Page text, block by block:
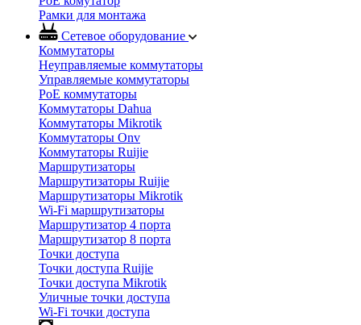
Рамки для монтажа
Сетевое оборудование
Коммутаторы
Неуправляемые коммутаторы
Управляемые коммутаторы
PoE коммутаторы
Коммутаторы Dahua
Коммутаторы Mikrotik
Коммутаторы Onv
Коммутаторы Ruijie
Маршрутизаторы
Маршрутизаторы Ruijie
Маршрутизаторы Mikrotik
Wi-Fi маршрутизаторы
Маршрутизатор 4 порта
Маршрутизатор 8 порта
Точки доступа
Точки доступа Ruijie
Точки доступа Mikrotik
Уличные точки доступа
Wi-Fi точки доступа